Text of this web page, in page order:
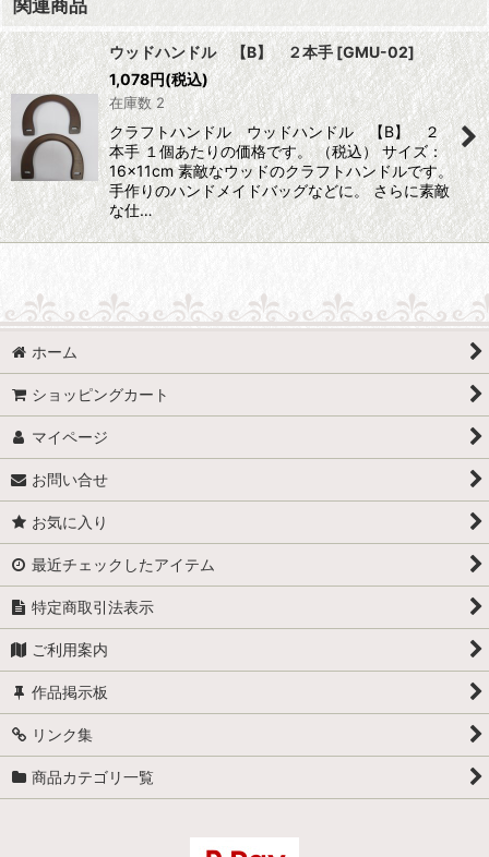
関連商品
ウッドハンドル 【B】 ２本手 [GMU-02]
1,078円(税込)
在庫数 2
クラフトハンドル ウッドハンドル 【B】 ２
本手 １個あたりの価格です。 （税込） サイズ：
16×11cm 素敵なウッドのクラフトハンドルです。
手作りのハンドメイドバッグなどに。 さらに素敵
な仕…
ホーム
ショッピングカート
マイページ
お問い合せ
お気に入り
最近チェックしたアイテム
特定商取引法表示
ご利用案内
作品掲示板
リンク集
商品カテゴリ一覧